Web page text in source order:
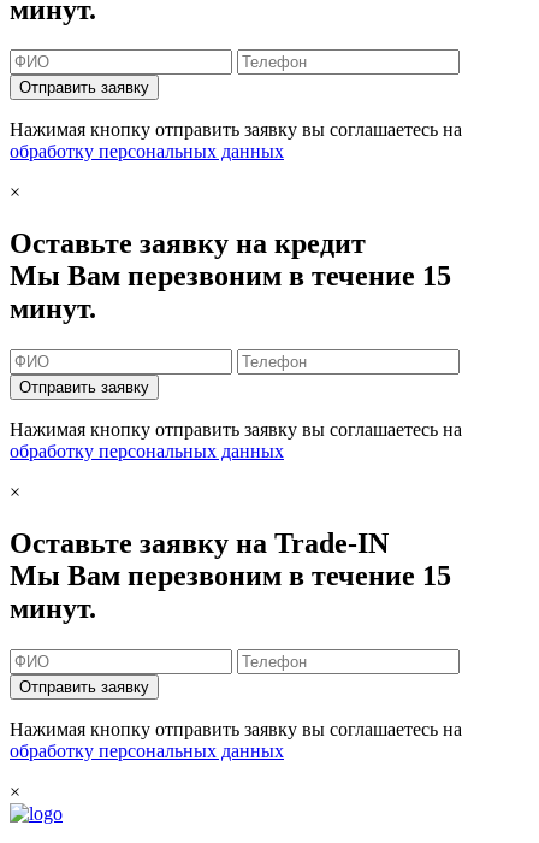
минут.
Отправить заявку
Нажимая кнопку отправить заявку вы соглашаетесь на
обработку персональных данных
×
Оставьте заявку на кредит
Мы Вам перезвоним в течение 15
минут.
Отправить заявку
Нажимая кнопку отправить заявку вы соглашаетесь на
обработку персональных данных
×
Оставьте заявку на Trade-IN
Мы Вам перезвоним в течение 15
минут.
Отправить заявку
Нажимая кнопку отправить заявку вы соглашаетесь на
обработку персональных данных
×